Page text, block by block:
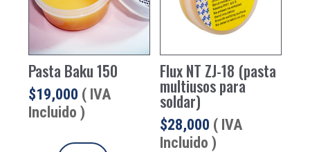
Pasta Baku 150
$19,000 ( IVA
Incluido )
Flux NT ZJ-18 (pasta
multiusos para
soldar)
$28,000 ( IVA
Incluido )